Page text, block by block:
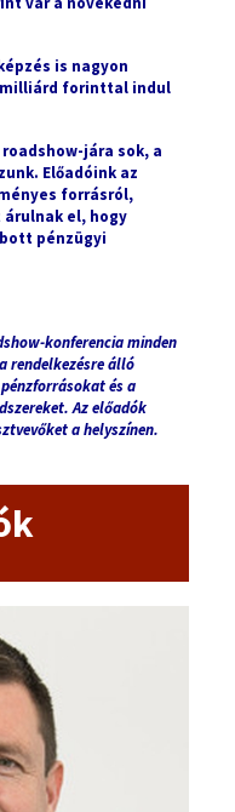
is nagyon
forinttal indul
jára sok, a
Előadóink az
forrásról,
el, hogy
pénzügyi
konferencia minden
rendelkezésre álló
és a
Az előadók
a helyszínen.